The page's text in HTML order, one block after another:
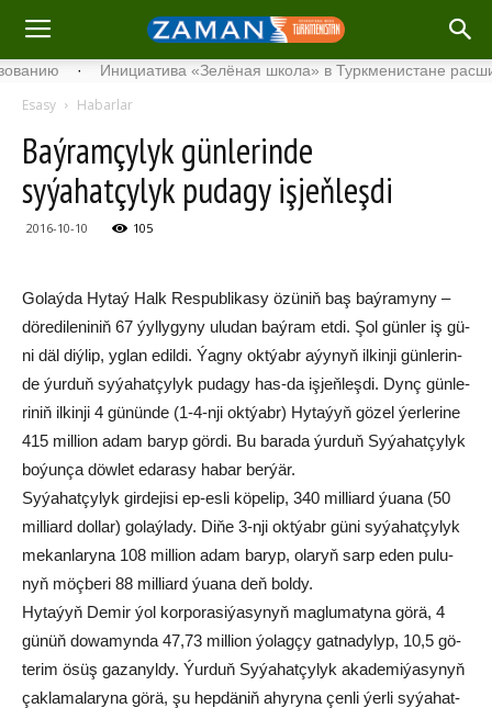
· Инициатива «Зелёная школа» в Туркменистане расширяет
Esasy Habarlar
Baýramçylyk günlerinde
syýahatçylyk pudagy işjeňleşdi
2016-10-10 105
Go­laý­da Hy­taý Halk Res­pub­li­ka­sy özü­niň baş baý­ra­my­ny –
dö­re­di­le­ni­niň 67 ýyl­ly­gy­ny ulu­dan baý­ram et­di. Şol gün­ler iş gü­
ni däl diý­lip, yg­lan edil­di. Ýag­ny okt­ýabr aýy­nyň il­kin­ji gün­le­rin­
de ýur­duň sy­ýa­hat­çy­lyk pu­da­gy has-da iş­jeň­leş­di. Dynç gün­le­
ri­niň il­kin­ji 4 gü­nün­de (1-4-nji okt­ýabr) Hy­ta­ýyň gözel ýer­le­ri­ne
415 mil­li­on adam ba­ryp gör­di. Bu ba­ra­da ýur­duň Sy­ýa­hat­çy­lyk
bo­ýun­ça döw­let eda­ra­sy ha­bar ber­ýär.
Sy­ýa­hat­çy­lyk gir­de­ji­si ep-es­li kö­pe­lip, 340 mil­liard ýua­na (50
mil­liard dol­lar) go­laý­la­dy. Di­ňe 3-nji okt­ýabr gü­ni sy­ýa­hat­çy­lyk
me­kan­la­ry­na 108 mil­li­on adam ba­ryp, ola­ryň sarp eden pu­lu­
nyň möç­be­ri 88 mil­liard ýua­na deň bol­dy.
Hy­ta­ýyň De­mir ­ýol kor­po­ra­si­ýa­sy­nyň mag­lu­ma­ty­na gö­rä, 4
gü­nüň do­wa­myn­da 47,73 mil­li­on ýo­lag­çy gat­na­dy­lyp, 10,5 gö­
te­rim ösüş ga­za­nyl­dy. Ýur­duň Sy­ýa­hat­çy­lyk aka­de­mi­ýa­sy­nyň
çak­la­ma­la­ry­na gö­rä, şu hep­dä­niň ahy­ry­na çen­li ýer­li sy­ýa­hat­